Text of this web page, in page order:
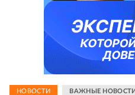
НОВОСТИ ВАЖНЫЕ НОВОСТИ